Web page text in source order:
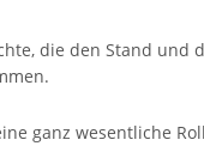
die den Stand und
ganz wesentliche